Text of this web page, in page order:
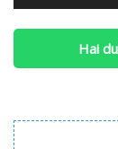
Hai